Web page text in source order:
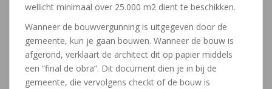
wellicht minimaal over 25.000 m2 dient te beschikken.
Wanneer de bouwvergunning is uitgegeven door de
gemeente, kun je gaan bouwen. Wanneer de bouw is
afgerond, verklaart de architect dit op papier middels
een “final de obra”. Dit document dien je in bij de
gemeente, die vervolgens checkt of de bouw is